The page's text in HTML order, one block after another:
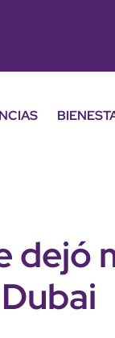
dejó